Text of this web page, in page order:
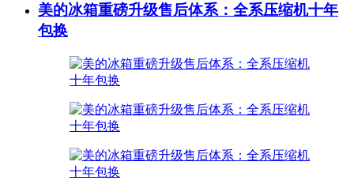
美的冰箱重磅升级售后体系：全系压缩机十年
包换